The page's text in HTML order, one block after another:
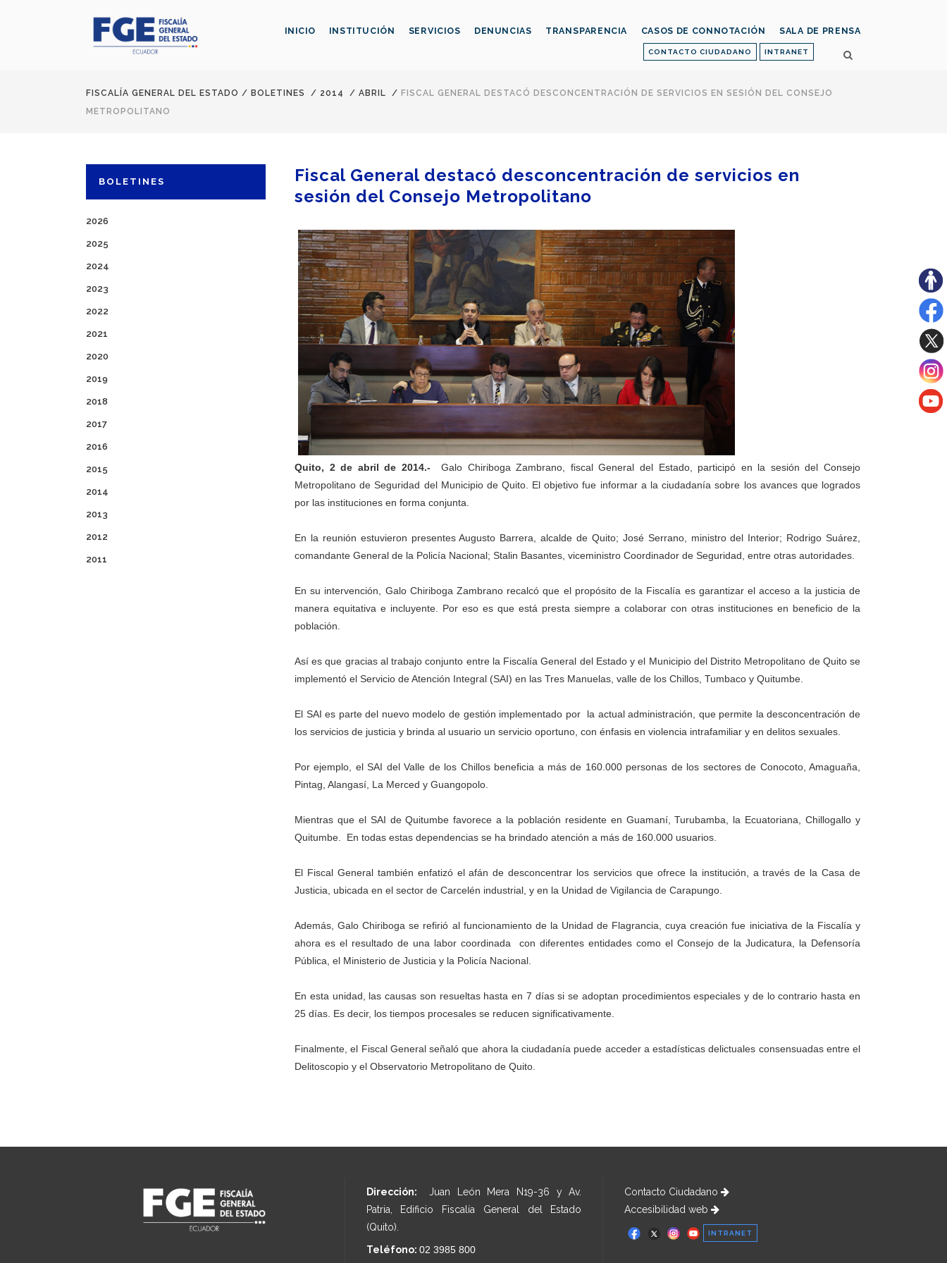
CONTACTO CIUDADANO INTRANET
INICIO INSTITUCIÓN SERVICIOS DENUNCIAS TRANSPARENCIA CASOS DE CONNOTACIÓN SALA DE PRENSA
FISCALÍA GENERAL DEL ESTADO / BOLETINES / 2014 / ABRIL / FISCAL GENERAL DESTACÓ DESCONCENTRACIÓN DE SERVICIOS EN SESIÓN DEL CONSEJO
METROPOLITANO
BOLETINES
2026
2025
2024
2023
2022
2021
2020
2019
2018
2017
2016
2015
2014
2013
2012
2011
Fiscal General destacó desconcentración de servicios en
sesión del Consejo Metropolitano
Quito, 2 de abril de 2014.- Galo Chiriboga Zambrano, fiscal General del Estado, participó en la sesión del Consejo
Metropolitano de Seguridad del Municipio de Quito. El objetivo fue informar a la ciudadanía sobre los avances que logrados
por las instituciones en forma conjunta.
En la reunión estuvieron presentes Augusto Barrera, alcalde de Quito; José Serrano, ministro del Interior; Rodrigo Suárez,
comandante General de la Policía Nacional; Stalin Basantes, viceministro Coordinador de Seguridad, entre otras autoridades.
En su intervención, Galo Chiriboga Zambrano recalcó que el propósito de la Fiscalía es garantizar el acceso a la justicia de
manera equitativa e incluyente. Por eso es que está presta siempre a colaborar con otras instituciones en beneficio de la
población.
Así es que gracias al trabajo conjunto entre la Fiscalía General del Estado y el Municipio del Distrito Metropolitano de Quito se
implementó el Servicio de Atención Integral (SAI) en las Tres Manuelas, valle de los Chillos, Tumbaco y Quitumbe.
El SAI es parte del nuevo modelo de gestión implementado por la actual administración, que permite la desconcentración de
los servicios de justicia y brinda al usuario un servicio oportuno, con énfasis en violencia intrafamiliar y en delitos sexuales.
Por ejemplo, el SAI del Valle de los Chillos beneficia a más de 160.000 personas de los sectores de Conocoto, Amaguaña,
Pintag, Alangasí, La Merced y Guangopolo.
Mientras que el SAI de Quitumbe favorece a la población residente en Guamaní, Turubamba, la Ecuatoriana, Chillogallo y
Quitumbe. En todas estas dependencias se ha brindado atención a más de 160.000 usuarios.
El Fiscal General también enfatizó el afán de desconcentrar los servicios que ofrece la institución, a través de la Casa de
Justicia, ubicada en el sector de Carcelén industrial, y en la Unidad de Vigilancia de Carapungo.
Además, Galo Chiriboga se refirió al funcionamiento de la Unidad de Flagrancia, cuya creación fue iniciativa de la Fiscalía y
ahora es el resultado de una labor coordinada con diferentes entidades como el Consejo de la Judicatura, la Defensoría
Pública, el Ministerio de Justicia y la Policía Nacional.
En esta unidad, las causas son resueltas hasta en 7 días si se adoptan procedimientos especiales y de lo contrario hasta en
25 días. Es decir, los tiempos procesales se reducen significativamente.
Finalmente, el Fiscal General señaló que ahora la ciudadanía puede acceder a estadísticas delictuales consensuadas entre el
Delitoscopio y el Observatorio Metropolitano de Quito.
Dirección: Juan León Mera N19-36 y Av.
Patria, Edificio Fiscalía General del Estado
(Quito).
Teléfono: 02 3985 800
Contacto Ciudadano
Accesibilidad web
INTRANET